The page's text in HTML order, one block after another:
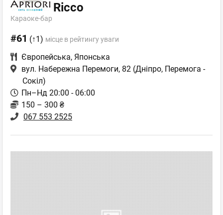
Ricco
Караоке-бар
#61 (↑1) місце в рейтингу уваги
Європейська, Японська
вул. Набережна Перемоги, 82 (Дніпро, Перемога -
Сокіл)
Пн–Нд 20:00 - 06:00
150 – 300 ₴
067 553 2525